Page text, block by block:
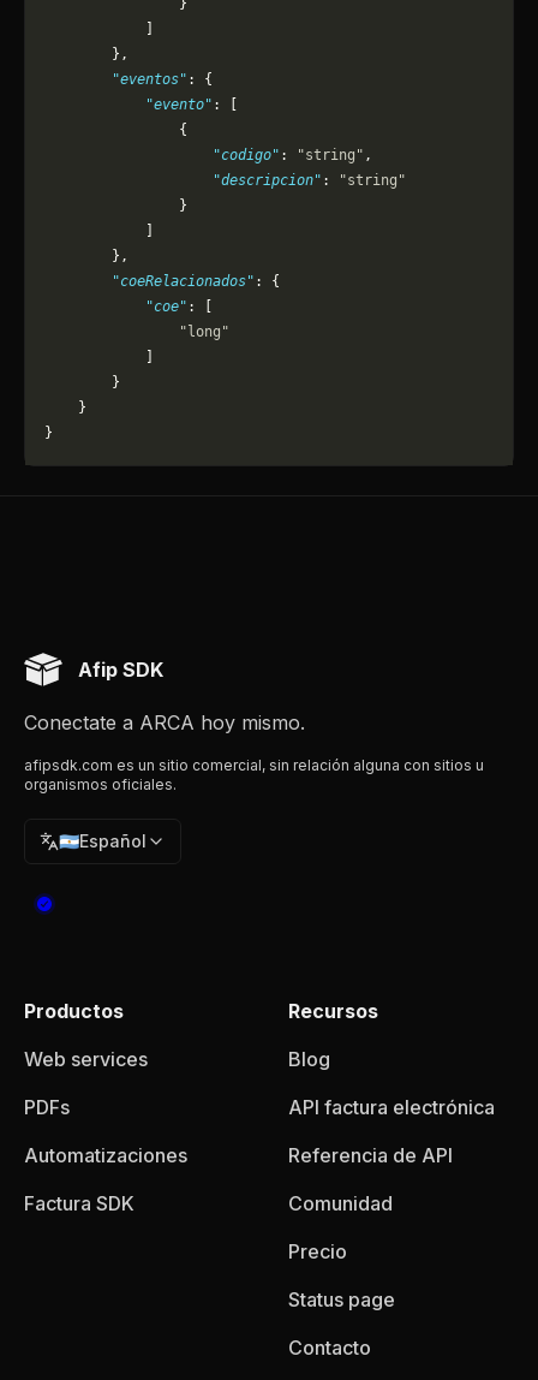
                }
        },
        "eventos"
: {
            "evento"
: [
                {
                    "codigo"
: "string" ,
                    "descripcion"
:
"string"
                }
        },
        "coeRelacionados"
: {
            "coe"
: [
                "long"
        }
    }
}
Afip SDK
Conectate a ARCA hoy mismo.
afipsdk.com es un sitio comercial, sin relación alguna con sitios u
organismos oficiales.
🇦🇷Español
Productos
Web services
PDFs
Automatizaciones
Factura SDK
Recursos
Blog
API factura electrónica
Referencia de API
Comunidad
Precio
Status page
Contacto